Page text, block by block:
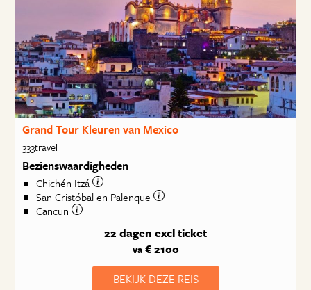
Grand Tour Kleuren van Mexico
333travel
Bezienswaardigheden
Chichén Itzá
San Cristóbal en Palenque
Cancun
22 dagen excl ticket
va€ 2100
BEKIJK DEZE REIS